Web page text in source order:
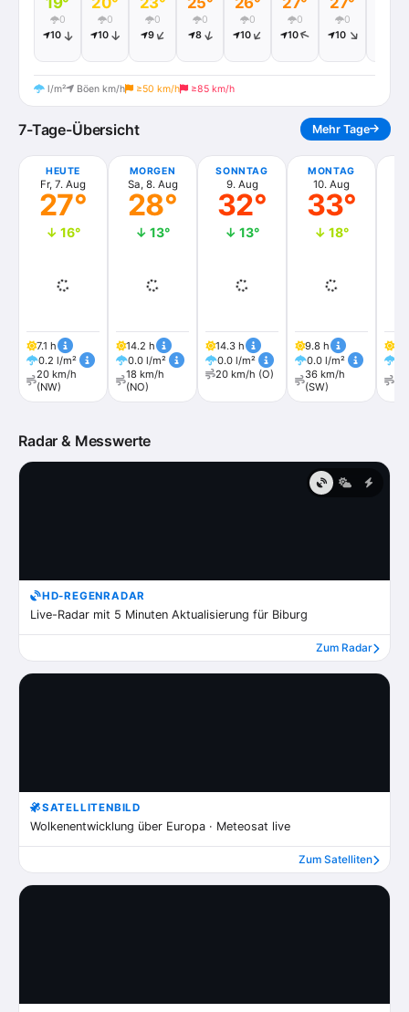
0
10
0
10
0
9
0
8
0
10
0
10
0
10
l/m² Böen km/h ≥50 km/h ≥85 km/h
7-Tage-Übersicht Mehr Tage
HEUTE
Fr, 7. Aug
27°
↓ 16°
7.1 h
0.2 l/m²
20 km/h
(NW)
MORGEN
Sa, 8. Aug
28°
↓ 13°
14.2 h
0.0 l/m²
18 km/h
(NO)
SONNTAG
9. Aug
32°
↓ 13°
14.3 h
0.0 l/m²
20 km/h (O)
MONTAG
10. Aug
33°
↓ 18°
9.8 h
0.0 l/m²
36 km/h
(SW)
Radar & Messwerte
HD-REGENRADAR
Live-Radar mit 5 Minuten Aktualisierung für Biburg
Zum Radar
SATELLITENBILD
Wolkenentwicklung über Europa · Meteosat live
Zum Satelliten